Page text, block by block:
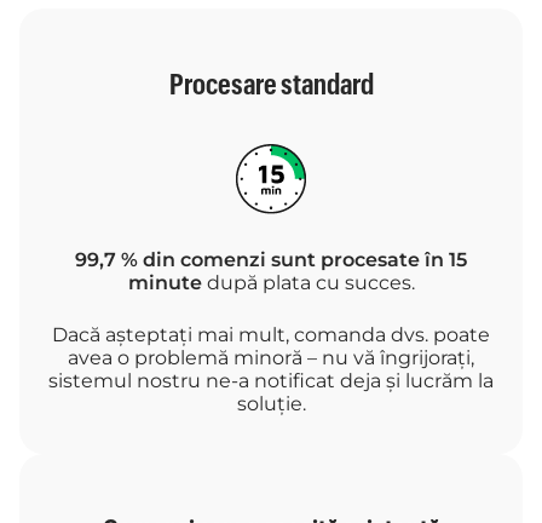
Procesare standard
99,7 % din comenzi sunt procesate în 15
minutedupă plata cu succes.
Dacă așteptați mai mult, comanda dvs. poate
avea o problemă minoră – nu vă îngrijorați,
sistemul nostru ne-a notificat deja și lucrăm la
soluție.